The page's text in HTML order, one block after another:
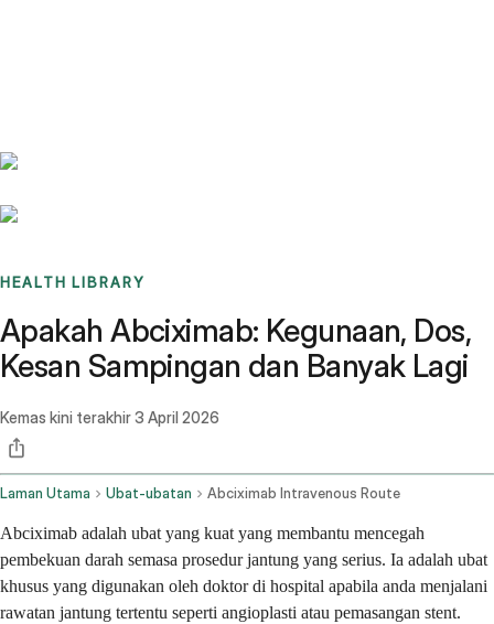
HEALTH LIBRARY
Apakah Abciximab: Kegunaan, Dos,
Kesan Sampingan dan Banyak Lagi
Kemas kini terakhir3 April 2026
Laman Utama Ubat-ubatan Abciximab Intravenous Route
Abciximab adalah ubat yang kuat yang membantu mencegah
pembekuan darah semasa prosedur jantung yang serius. Ia adalah ubat
khusus yang digunakan oleh doktor di hospital apabila anda menjalani
rawatan jantung tertentu seperti angioplasti atau pemasangan stent.